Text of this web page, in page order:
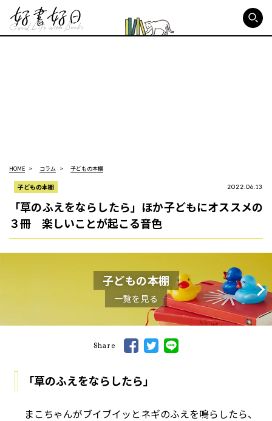
HOME コラム 子どもの本棚
子どもの本棚 2022.06.13
「草のふえをならしたら」ほか子どもにオススメの
３冊 楽しいことが起こる音色
子どもの本棚
一覧を見る
Share
「草のふえをならしたら」
まこちゃんがブイブイッとネギのふえを鳴らしたら、